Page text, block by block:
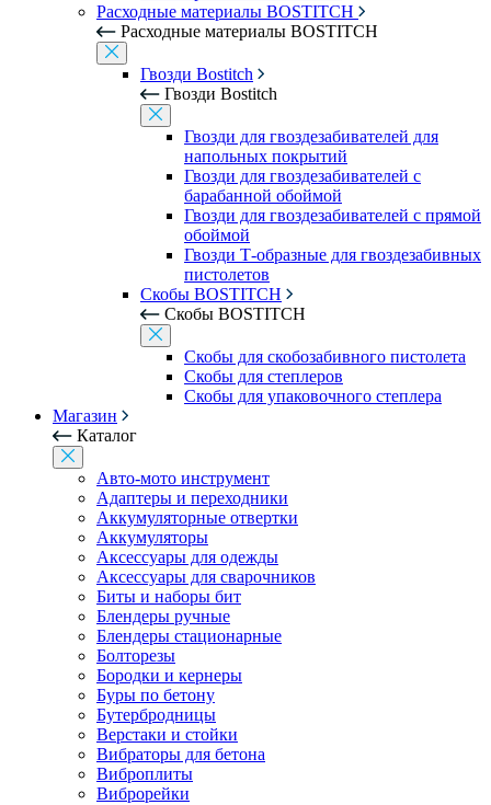
Расходные материалы BOSTITCH
Расходные материалы BOSTITCH
Гвозди Bostitch
Гвозди Bostitch
Гвозди для гвоздезабивателей для
напольных покрытий
Гвозди для гвоздезабивателей с
барабанной обоймой
Гвозди для гвоздезабивателей с прямой
обоймой
Гвозди Т-образные для гвоздезабивных
пистолетов
Скобы BOSTITCH
Скобы BOSTITCH
Скобы для скобозабивного пистолета
Скобы для степлеров
Скобы для упаковочного степлера
Магазин
Каталог
Авто-мото инструмент
Адаптеры и переходники
Аккумуляторные отвертки
Аккумуляторы
Аксессуары для одежды
Аксессуары для сварочников
Биты и наборы бит
Блендеры ручные
Блендеры стационарные
Болторезы
Бородки и кернеры
Буры по бетону
Бутербродницы
Верстаки и стойки
Вибраторы для бетона
Виброплиты
Виброрейки